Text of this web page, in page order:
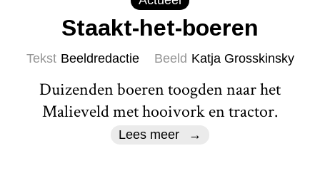
Staakt-het-boeren
Tekst Beeldredactie Beeld Katja Grosskinsky
Duizenden boeren toogden naar het
Malieveld met hooivork en tractor.
Lees meer